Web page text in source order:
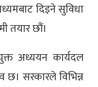
दिइने सुविधा
तयार छौं।
अध्ययन कार्यदल
छ। सरकारले विभिन्न